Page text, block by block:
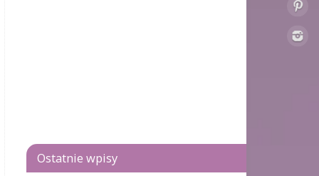
Ostatnie wpisy